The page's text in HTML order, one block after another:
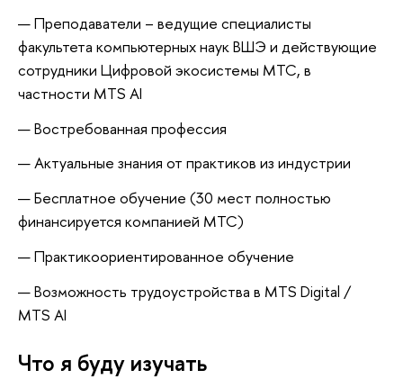
Преподаватели – ведущие специалисты
факультета компьютерных наук ВШЭ и действующие
сотрудники Цифровой экосистемы МТС, в
частности MTS AI
Востребованная профессия
Актуальные знания от практиков из индустрии
Бесплатное обучение (30 мест полностью
финансируется компанией МТС)
Практикоориентированное обучение
Возможность трудоустройства в MTS Digital /
MTS AI
Что я буду изучать